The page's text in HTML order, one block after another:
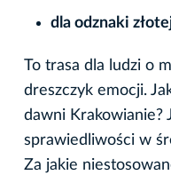
dla odznaki
To trasa dla ludzi o
dreszczyk emocji.
dawni Krakowianie?
sprawiedliwości w
Za jakie